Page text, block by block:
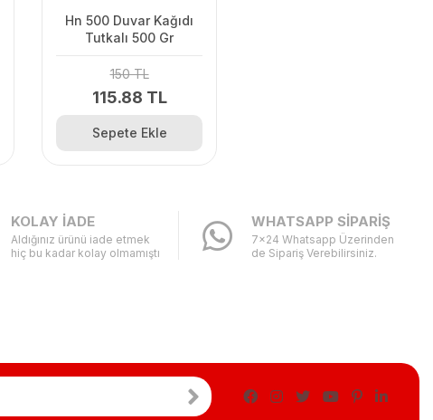
Hn 500 Duvar Kağıdı
Tutkalı 500 Gr
150 TL
115.88 TL
Sepete Ekle
KOLAY İADE
Aldığınız ürünü iade etmek
hiç bu kadar kolay olmamıştı
WHATSAPP SİPARİŞ
7x24 Whatsapp Üzerinden
de Sipariş Verebilirsiniz.